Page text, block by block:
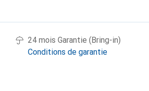
24 mois Garantie (Bring-in)
Conditions de garantie